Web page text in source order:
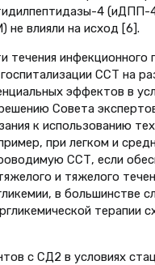
4 (иДПП-
влияли на исход [6].
течения
ССТ на
эффектов в
Совета
к использованию
при легком и
ССТ, если
и тяжелого
в большинстве
с СД2 в условиях